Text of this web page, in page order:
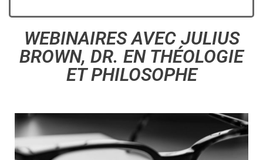
WEBINAIRES AVEC JULIUS
BROWN, DR. EN THÉOLOGIE
ET PHILOSOPHE